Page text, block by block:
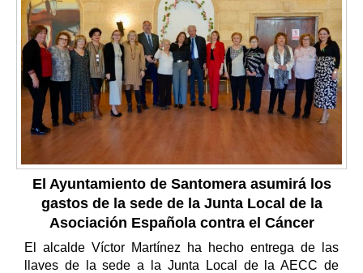
El Ayuntamiento de Santomera asumirá los
gastos de la sede de la Junta Local de la
Asociación Española contra el Cáncer
El alcalde Víctor Martínez ha hecho entrega de las
llaves de la sede a la Junta Local de la AECC de